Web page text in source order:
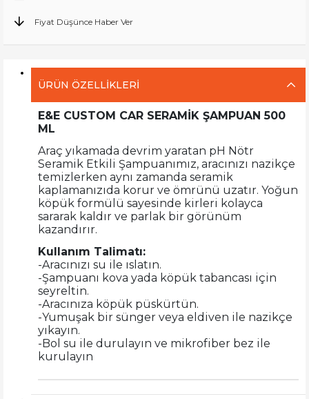
Fiyat Düşünce Haber Ver
ÜRÜN ÖZELLIKLERI
E&E CUSTOM CAR SERAMİK ŞAMPUAN 500
ML
Araç yıkamada devrim yaratan pH Nötr
Seramik Etkili Şampuanımız, aracınızı nazikçe
temizlerken aynı zamanda seramik
kaplamanızıda korur ve ömrünü uzatır. Yoğun
köpük formülü sayesinde kirleri kolayca
sararak kaldır ve parlak bir görünüm
kazandırır.
Kullanım Talimatı:
-Aracınızı su ile ıslatın.
-Şampuanı kova yada köpük tabancası için
seyreltin.
-Aracınıza köpük püskürtün.
-Yumuşak bir sünger veya eldiven ile nazikçe
yıkayın.
-Bol su ile durulayın ve mikrofiber bez ile
kurulayın